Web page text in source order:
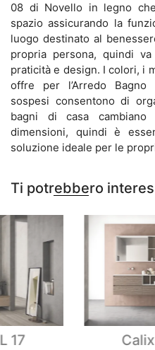
08 di Novello in legno
spazio assicurando la
luogo destinato al
propria persona, quindi
praticità e design. I colori, i
offre per l’Arredo
sospesi consentono di
bagni di casa
dimensioni, quindi è
soluzione ideale per le
Ti potrebbero
17